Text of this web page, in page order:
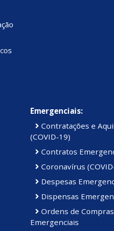
Emergenciais:
Contratações e
(COVID-19)
Contratos
Coronavírus
Despesas
Dispensas
Ordens de Compras
Emergenciais